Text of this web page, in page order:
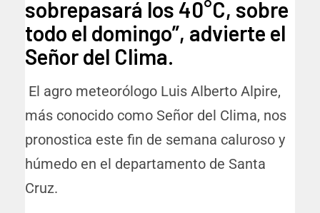
sobrepasará los 40°C, sobre
todo el domingo”, advierte el
Señor del Clima.
El agro meteorólogo Luis Alberto Alpire,
más conocido como Señor del Clima, nos
pronostica este fin de semana caluroso y
húmedo en el departamento de Santa
Cruz.